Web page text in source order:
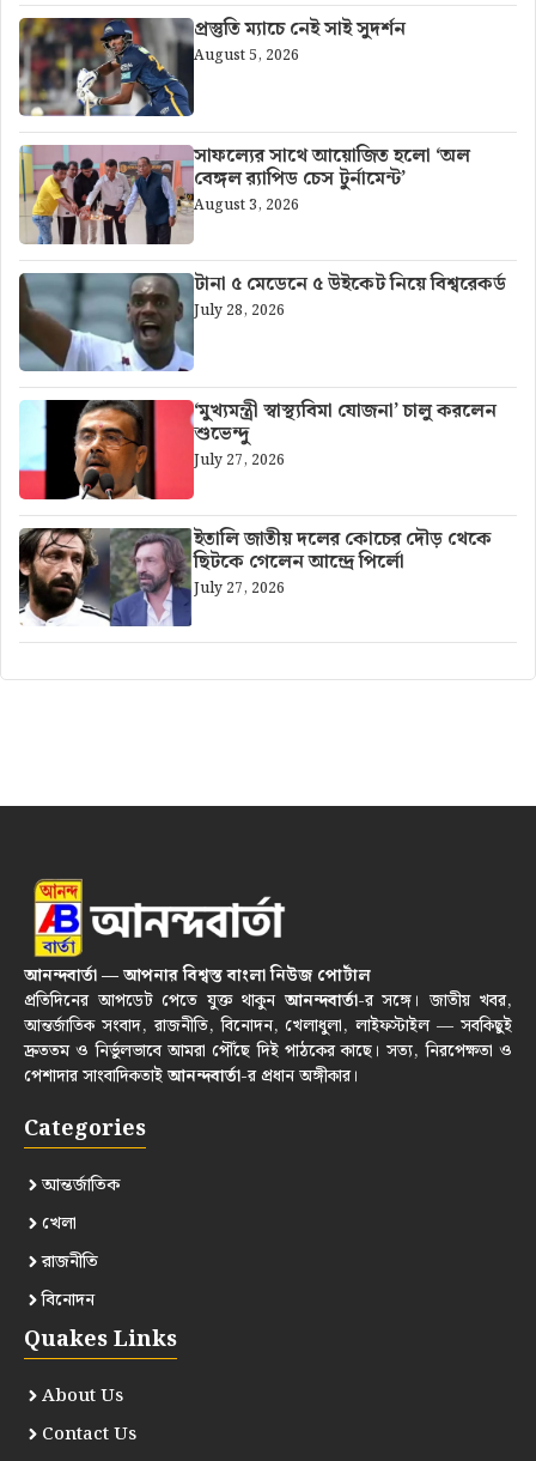
প্রস্তুতি ম্যাচে নেই সাই সুদর্শন
August 5, 2026
সাফল্যের সাথে আয়োজিত হলো ‘অল
বেঙ্গল র‍্যাপিড চেস টুর্নামেন্ট’
August 3, 2026
টানা ৫ মেডেনে ৫ উইকেট নিয়ে বিশ্বরেকর্ড
July 28, 2026
‘মুখ্যমন্ত্রী স্বাস্থ্যবিমা যোজনা’ চালু করলেন
শুভেন্দু
July 27, 2026
ইতালি জাতীয় দলের কোচের দৌড় থেকে
ছিটকে গেলেন আন্দ্রে পির্লো
July 27, 2026
আনন্দবার্তা — আপনার বিশ্বস্ত বাংলা নিউজ পোর্টাল
প্রতিদিনের আপডেট পেতে যুক্ত থাকুনআনন্দবার্তা-র সঙ্গে। জাতীয় খবর,
আন্তর্জাতিক সংবাদ, রাজনীতি, বিনোদন, খেলাধুলা, লাইফস্টাইল — সবকিছুই
দ্রুততম ও নির্ভুলভাবে আমরা পৌঁছে দিই পাঠকের কাছে। সত্য, নিরপেক্ষতা ও
পেশাদার সাংবাদিকতাইআনন্দবার্তা-র প্রধান অঙ্গীকার।
Categories
আন্তর্জাতিক
খেলা
রাজনীতি
বিনোদন
Quakes Links
About Us
Contact Us